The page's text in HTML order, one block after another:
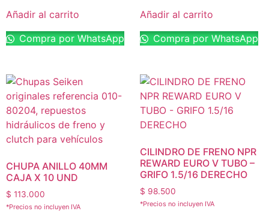
Añadir al carrito
Compra por WhatsApp
Añadir al carrito
Compra por WhatsApp
CHUPA ANILLO 40MM
CAJA X 10 UND
$ 113.000
*Precios no incluyen IVA
CILINDRO DE FRENO NPR
REWARD EURO V TUBO –
GRIFO 1.5/16 DERECHO
$ 98.500
*Precios no incluyen IVA